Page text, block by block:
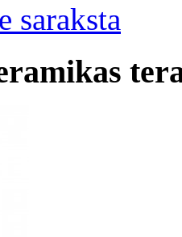
saraksta